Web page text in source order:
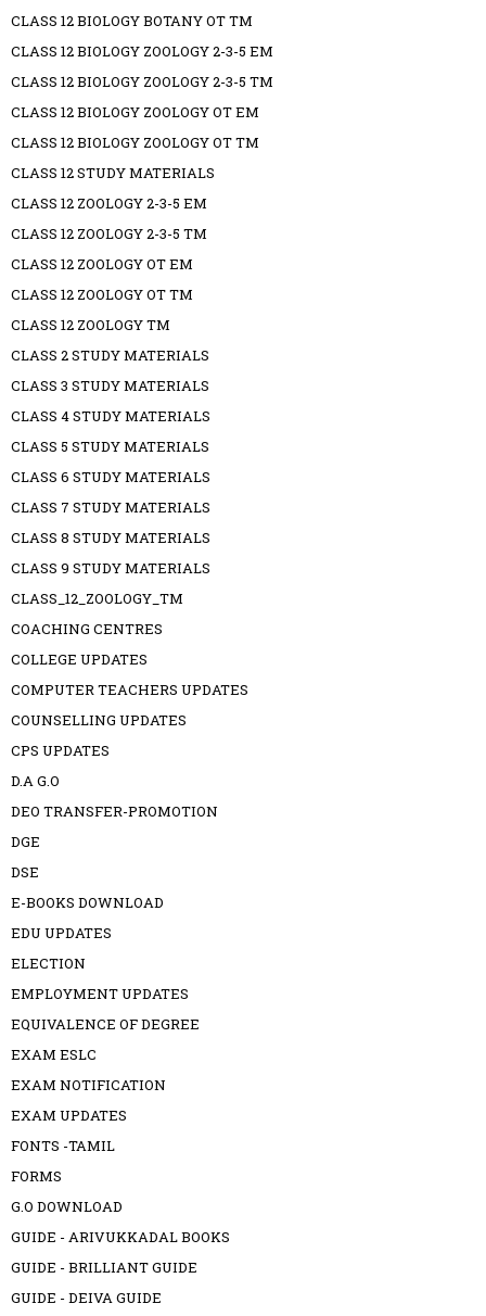
CLASS 12 BIOLOGY BOTANY OT TM
CLASS 12 BIOLOGY ZOOLOGY 2-3-5 EM
CLASS 12 BIOLOGY ZOOLOGY 2-3-5 TM
CLASS 12 BIOLOGY ZOOLOGY OT EM
CLASS 12 BIOLOGY ZOOLOGY OT TM
CLASS 12 STUDY MATERIALS
CLASS 12 ZOOLOGY 2-3-5 EM
CLASS 12 ZOOLOGY 2-3-5 TM
CLASS 12 ZOOLOGY OT EM
CLASS 12 ZOOLOGY OT TM
CLASS 12 ZOOLOGY TM
CLASS 2 STUDY MATERIALS
CLASS 3 STUDY MATERIALS
CLASS 4 STUDY MATERIALS
CLASS 5 STUDY MATERIALS
CLASS 6 STUDY MATERIALS
CLASS 7 STUDY MATERIALS
CLASS 8 STUDY MATERIALS
CLASS 9 STUDY MATERIALS
CLASS_12_ZOOLOGY_TM
COACHING CENTRES
COLLEGE UPDATES
COMPUTER TEACHERS UPDATES
COUNSELLING UPDATES
CPS UPDATES
D.A G.O
DEO TRANSFER-PROMOTION
DGE
DSE
E-BOOKS DOWNLOAD
EDU UPDATES
ELECTION
EMPLOYMENT UPDATES
EQUIVALENCE OF DEGREE
EXAM ESLC
EXAM NOTIFICATION
EXAM UPDATES
FONTS -TAMIL
FORMS
G.O DOWNLOAD
GUIDE - ARIVUKKADAL BOOKS
GUIDE - BRILLIANT GUIDE
GUIDE - DEIVA GUIDE